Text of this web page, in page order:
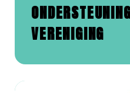
VERENIGING